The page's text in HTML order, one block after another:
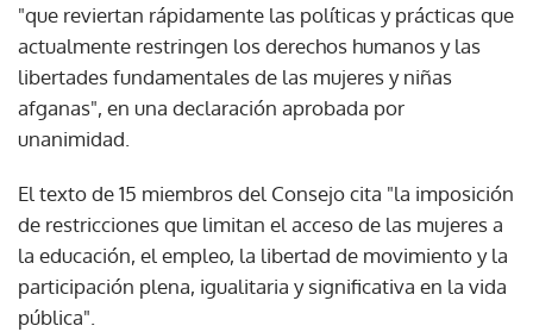
"que reviertan rápidamente las políticas y prácticas que
actualmente restringen los derechos humanos y las
libertades fundamentales de las mujeres y niñas
afganas", en una declaración aprobada por
unanimidad.
El texto de 15 miembros del Consejo cita "la imposición
de restricciones que limitan el acceso de las mujeres a
la educación, el empleo, la libertad de movimiento y la
participación plena, igualitaria y significativa en la vida
pública".